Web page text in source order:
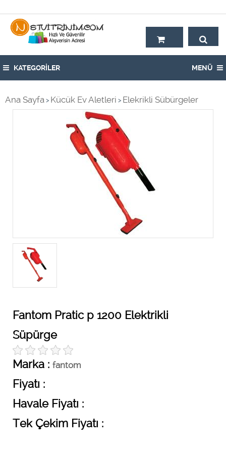
KATEGORİLER MENÜ
Ana Sayfa > Kücük Ev Aletleri > Elekrikli Sübürgeler
Fantom Pratic p 1200 Elektrikli
Süpürge
Marka : fantom
Fiyatı :
Havale Fiyatı :
Tek Çekim Fiyatı :